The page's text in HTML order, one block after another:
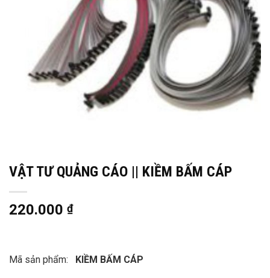
VẬT TƯ QUẢNG CÁO || KIỀM BẤM CÁP
220.000 ₫
Mã sản phẩm: KIỀM BẤM CÁP